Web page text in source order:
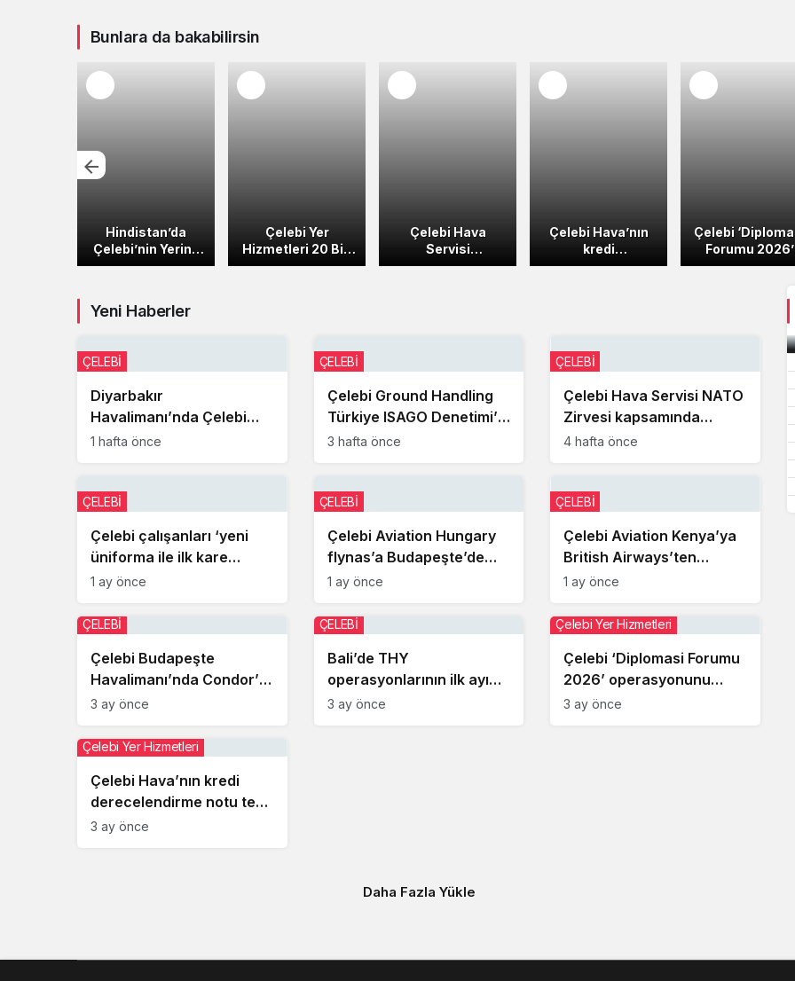
Bunlara da bakabilirsin
Hindistan’da
Çelebi’nin Yerine
Yeni Şirket
Çelebi Yer
Hizmetleri 20 Bin
Uçağa Hizmet
Çelebi Hava
Servisi
Çalışanlarına
Çelebi Hava’nın
kredi
derecelendirme
Çelebi
Forumu 2026’
operasyonunu
Havalimanı’nda
Yeni Haberler
Diyarbakır
Havalimanı’nda Çelebi
Platinum Lounge hizmet
ÇELEBİ
1 hafta önce
Çelebi Ground Handling
Türkiye ISAGO Denetimi’ni
başarıyla tamamladı
ÇELEBİ
3 hafta önce
Çelebi Hava Servisi NATO
Zirvesi kapsamında
dünya liderlerine yer
ÇELEBİ
4 hafta önce
Çelebi çalışanları ‘yeni
üniforma ile ilk kare
etkinliğine’ katıldı
ÇELEBİ
1 ay önce
Çelebi Aviation Hungary
flynas’a Budapeşte’de
hizmet sunmaya başladı
ÇELEBİ
1 ay önce
Çelebi Aviation Kenya’ya
British Airways’ten
“Bronz Ödül”
ÇELEBİ
1 ay önce
Çelebi Budapeşte
Havalimanı’nda Condor’a
hizmet sunmaya başladı
ÇELEBİ
3 ay önce
Bali’de THY
operasyonlarının ilk ayı
pasta keserek kutlandı
ÇELEBİ
3 ay önce
Çelebi ‘Diplomasi Forumu
2026’ operasyonunu
Antalya Havalimanı’nda
Çelebi Yer Hizmetleri
3 ay önce
Çelebi Hava’nın kredi
derecelendirme notu teyit
edildi
Çelebi Yer Hizmetleri
3 ay önce
Daha Fazla Yükle